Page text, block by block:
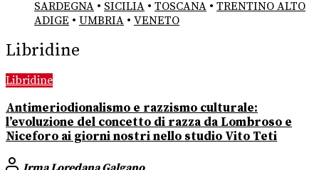
SARDEGNA • SICILIA • TOSCANA • TRENTINO ALTO
ADIGE • UMBRIA • VENETO
Libridine
Libridine
Antimeriodionalismo e razzismo culturale:
l’evoluzione del concetto di razza da Lombroso e
Niceforo ai giorni nostri nello studio Vito Teti